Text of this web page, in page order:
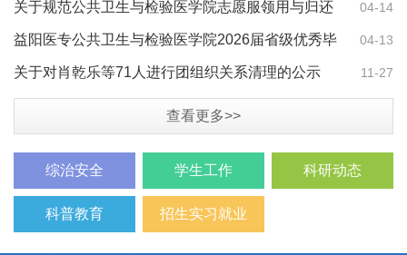
04-14
关于规范公共卫生与检验医学院志愿服领用与归还
管理的通知 04-13
益阳医专公共卫生与检验医学院2026届省级优秀毕
业生和创新创业… 11-27
关于对肖乾乐等71人进行团组织关系清理的公示
查看更多>>
综治安全 学生工作 科研动态
科普教育 招生实习就业